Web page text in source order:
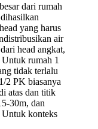
dari rumah
yang harus
air
head angkat,
rumah 1
tidak terlalu
2 PK biasanya
atas dan titik
30m, dan
Untuk konteks